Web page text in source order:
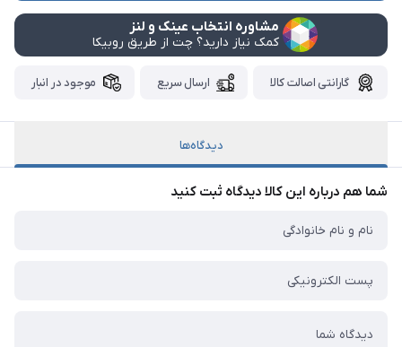
مشاوره انتخاب عینک و لنز
کمک نیاز دارید؟ چت از طریق روبیکا
گارانتی اصالت کالا ارسال سریع موجود در انبار
دیدگاه‌ها
شما هم درباره این کالا دیدگاه ثبت کنید